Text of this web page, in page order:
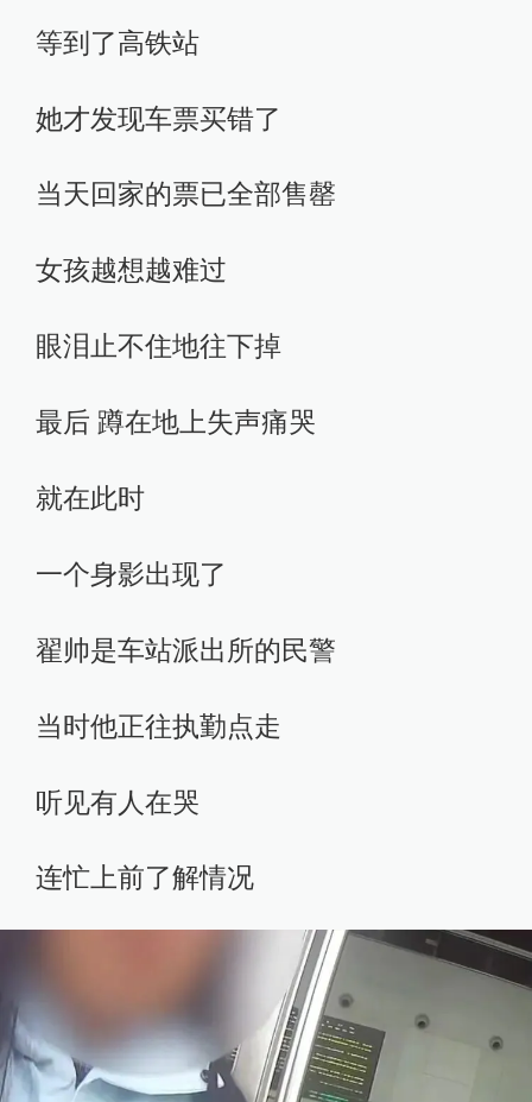
等到了高铁站
她才发现车票买错了
当天回家的票已全部售罄
女孩越想越难过
眼泪止不住地往下掉
最后 蹲在地上失声痛哭
就在此时
一个身影出现了
翟帅是车站派出所的民警
当时他正往执勤点走
听见有人在哭
连忙上前了解情况